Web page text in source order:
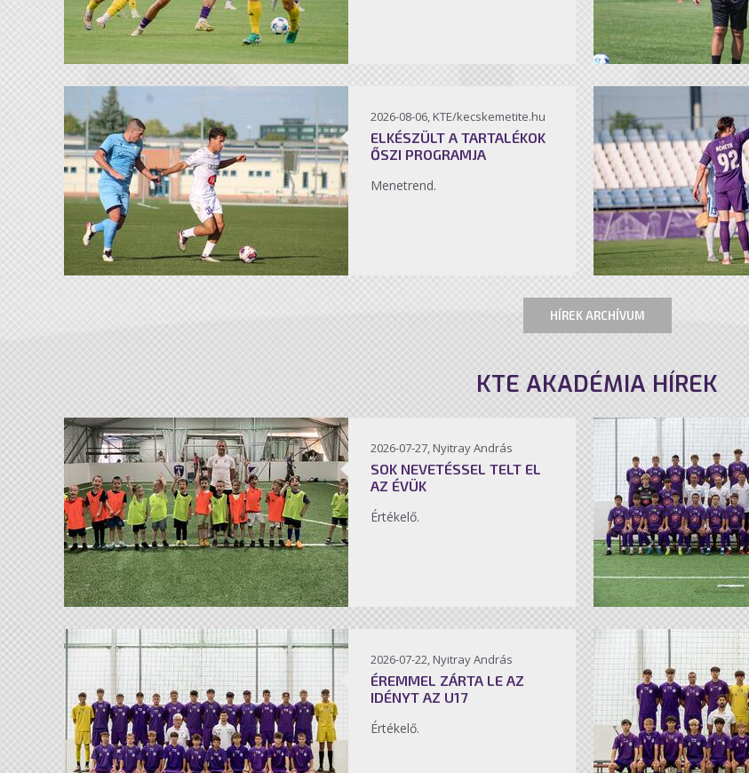
2026-08-06, KTE/kecskemetite.hu
ELKÉSZÜLT A TARTALÉKOK
ŐSZI PROGRAMJA
Menetrend.
HÍREK ARCHÍVUM
KTE AKADÉMIA HÍREK
2026-07-27, Nyitray András
SOK NEVETÉSSEL TELT EL
AZ ÉVÜK
Értékelő.
2026-07-22, Nyitray András
ÉREMMEL ZÁRTA LE AZ
IDÉNYT AZ U17
Értékelő.